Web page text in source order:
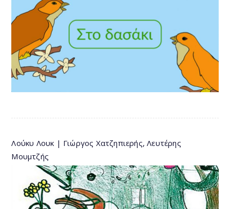
Λούκυ Λουκ | Γιώργος Χατζηπιερής, Λευτέρης
Μουμτζής